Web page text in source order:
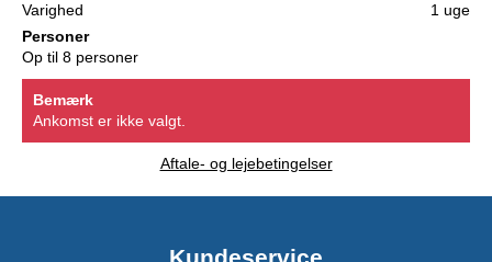
Varighed
1 uge
Personer
Op til 8 personer
Bemærk
Ankomst er ikke valgt.
Aftale- og lejebetingelser